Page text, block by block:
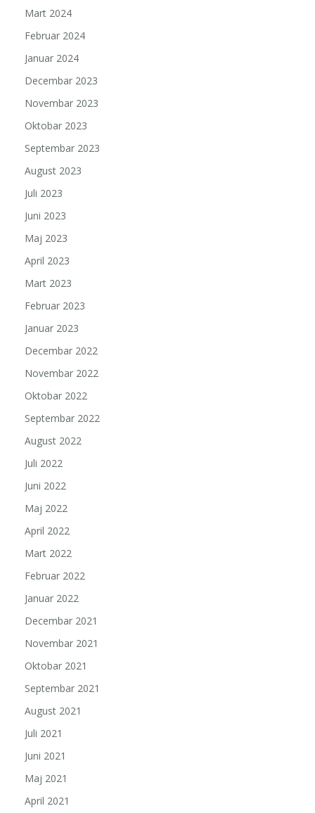
Mart 2024
Februar 2024
Januar 2024
Decembar 2023
Novembar 2023
Oktobar 2023
Septembar 2023
August 2023
Juli 2023
Juni 2023
Maj 2023
April 2023
Mart 2023
Februar 2023
Januar 2023
Decembar 2022
Novembar 2022
Oktobar 2022
Septembar 2022
August 2022
Juli 2022
Juni 2022
Maj 2022
April 2022
Mart 2022
Februar 2022
Januar 2022
Decembar 2021
Novembar 2021
Oktobar 2021
Septembar 2021
August 2021
Juli 2021
Juni 2021
Maj 2021
April 2021